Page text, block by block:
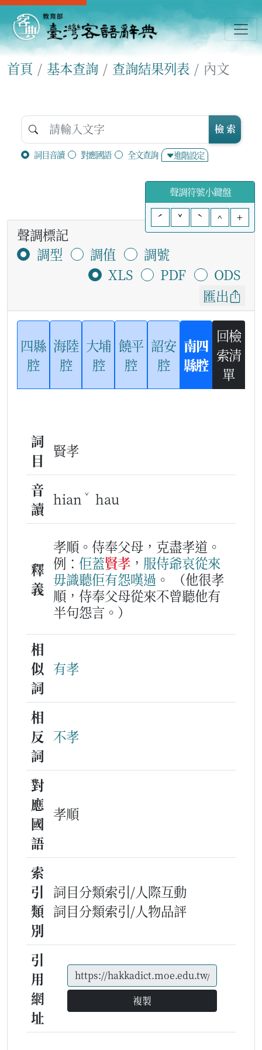
首頁 基本查詢 查詢結果列表 內文
詞目音讀 對應國語 全文查詢 進階設定
檢 索
聲調符號小鍵盤
ˊ
ˇ ˋ ^ +
聲調標記
調型
調值
調號
XLS
PDF
ODS
匯出
四縣
腔
海陸
腔
大埔
腔
饒平
腔
詔安
腔
南四
縣腔
回檢
索清
單
詞
目
賢孝
音
讀
hian ˇ hau
釋
義
孝順。侍奉父母，克盡孝道。
例： 佢蓋賢孝 ， 服侍爺哀從來
毋識聽佢有怨嘆過 。
（他很孝
順，侍奉父母從來不曾聽他有
半句怨言。）
相
似
詞
有孝
相
反
詞
不孝
對
應
國
語
孝順
索
引
類
別
詞目分類索引/人際互動
詞目分類索引/人物品評
引
用
網
址
複製